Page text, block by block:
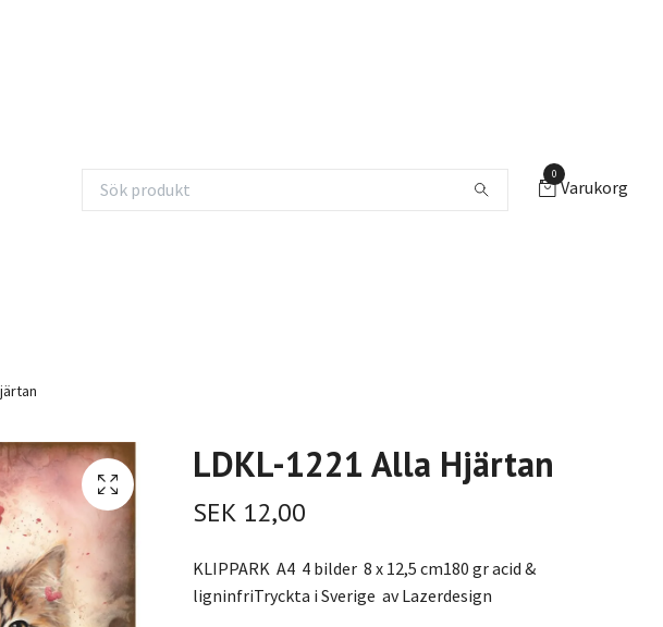
0
Varukorg
LDKL-1221 Alla Hjärtan
SEK 12,00
KLIPPARK A4 4 bilder 8 x 12,5 cm180 gr acid &
ligninfriTryckta i Sverige av Lazerdesign